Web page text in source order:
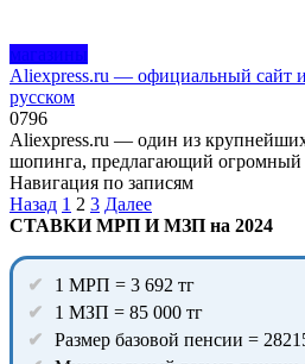
магазины
Aliexpress.ru — официальный сайт
русском
0796
Aliexpress.ru — один из
шопинга, предлагающий огромный
Навигация по записям
Назад 1 2 3 Далее
СТАВКИ МРП И МЗП на 2024
1 МРП = 3 692 тг
1 МЗП = 85 000 тг
Размер базовой пенсии =